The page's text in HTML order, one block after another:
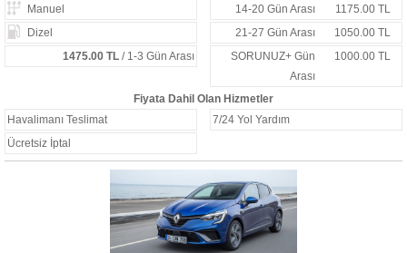
Manuel
14-20 Gün Arası
1175.00 TL
Dizel
21-27 Gün Arası
1050.00 TL
1475.00 TL/ 1-3 Gün Arası
SORUNUZ+ Gün
Arası
1000.00 TL
Fiyata Dahil Olan Hizmetler
Havalimanı Teslimat
7/24 Yol Yardım
Ücretsiz İptal